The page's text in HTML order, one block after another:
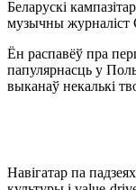
Беларускі
музычны журналіст
Ён распавёў пра
папулярнасць у
выканаў некалькі
Навігатар па